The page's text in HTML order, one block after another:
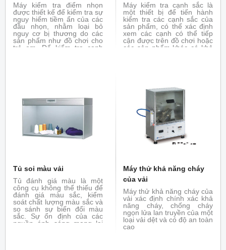
Máy kiểm tra điểm nhọn
được thiết kế để kiểm tra sự
nguy hiểm tiềm ẩn của các
đầu nhọn, nhằm loại bỏ
nguy cơ bị thương do các
sản phẩm như đồ chơi cho
trẻ em. Để kiểm tra cạnh
Máy kiểm tra cạnh sắc là
một thiết bị để tiến hành
kiểm tra các cạnh sắc của
sản phẩm, có thể xác định
xem các cạnh có thể tiếp
cận được trên đồ chơi hoặc
các sản phẩm khác có khả
Tủ soi màu vải
Tủ đánh giá màu là một
công cụ không thể thiếu để
đánh giá màu sắc, kiểm
soát chất lượng màu sắc và
so sánh sự biến đổi màu
sắc. Sự ổn định của các
nguồn ánh sáng mang lại
Máy thử khả năng cháy
của vải
Máy thử khả năng cháy của
vải xác định chính xác khả
năng cháy, chống cháy
ngọn lửa lan truyền của một
loại vải dệt và có độ an toàn
cao